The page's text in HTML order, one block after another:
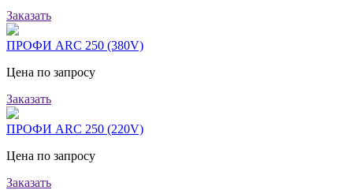
Заказать
ПРОФИ ARC 250 (380V)
Цена по запросу
Заказать
ПРОФИ ARC 250 (220V)
Цена по запросу
Заказать